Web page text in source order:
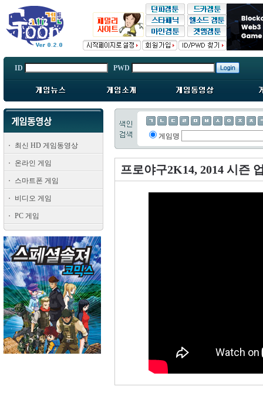
ID PWD
최신 HD 게임동영상
온라인 게임
스마트폰 게임
비디오 게임
PC 게임
게임명
프로야구2K14, 2014 시즌